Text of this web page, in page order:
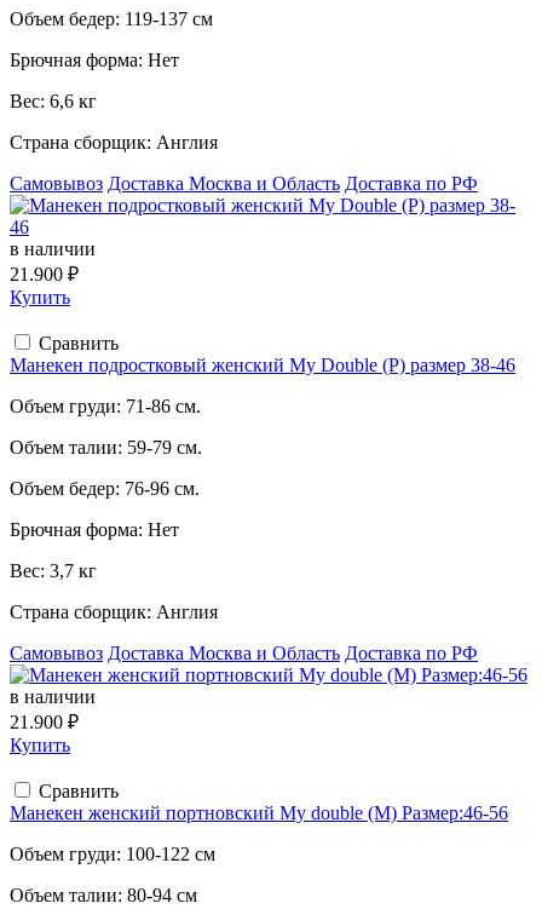
Объем бедер: 119-137 см
Брючная форма: Нет
Вес: 6,6 кг
Страна сборщик: Англия
Самовывоз Доставка Москва и Область Доставка по РФ
в наличии
21.900 ₽
Купить
Сравнить
Манекен подростковый женский My Double (P) размер 38-46
Объем груди: 71-86 см.
Объем талии: 59-79 см.
Объем бедер: 76-96 см.
Брючная форма: Нет
Вес: 3,7 кг
Страна сборщик: Англия
Самовывоз Доставка Москва и Область Доставка по РФ
в наличии
21.900 ₽
Купить
Сравнить
Манекен женский портновский My double (M) Размер:46-56
Объем груди: 100-122 см
Объем талии: 80-94 см